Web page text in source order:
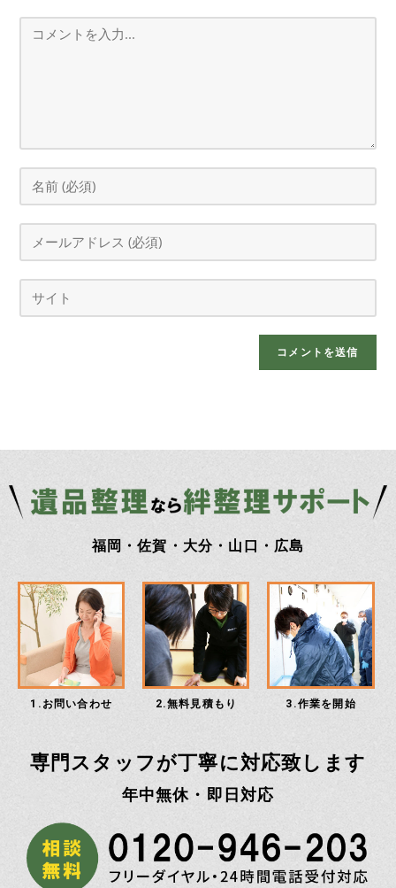
福岡・佐賀・大分・山口・広島
1.お問い合わせ 2.無料見積もり 3.作業を開始
専門スタッフが丁寧に対応致します
年中無休・即日対応